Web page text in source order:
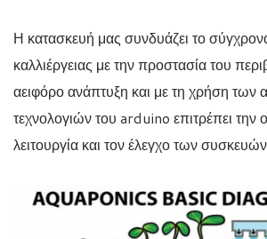
Η κατασκευή μας συνδυάζει το
καλλιέργειας με την προστασία του
αειφόρο ανάπτυξη και με τη χρήση των
τεχνολογιών του arduino επιτρέπει την
λειτουργία και τον έλεγχο των